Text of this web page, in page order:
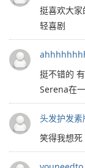
挺喜欢大
轻喜剧
挺不错的
Serena在
头发护发素
笑得我想